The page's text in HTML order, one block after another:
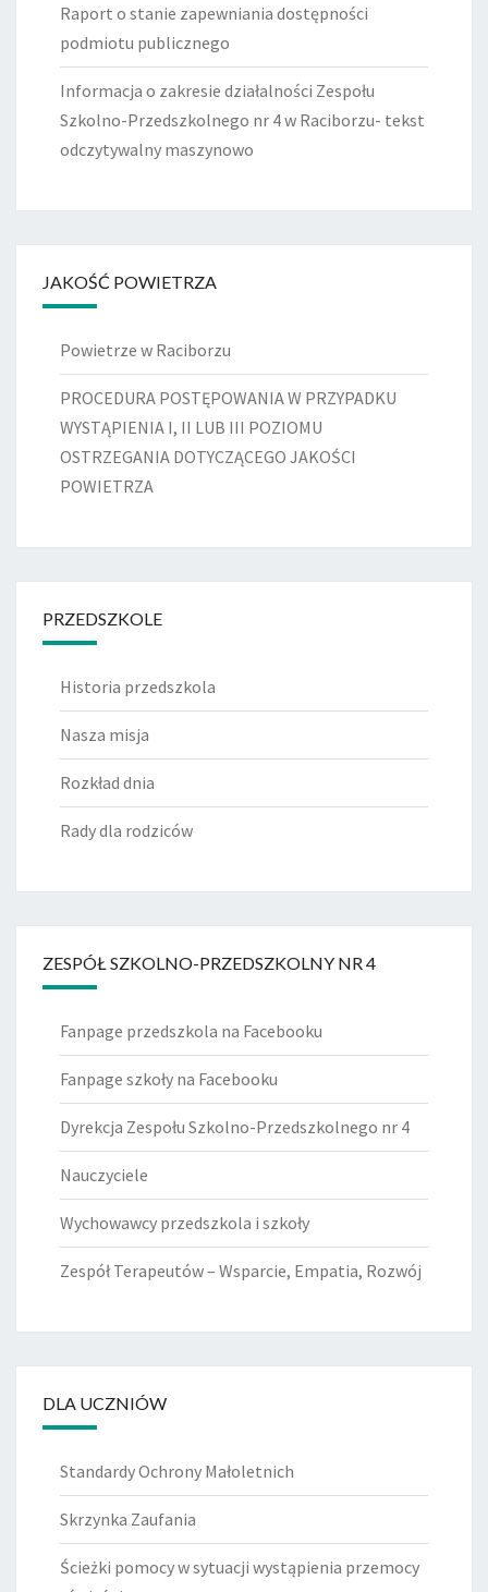
Raport o stanie zapewniania dostępności
podmiotu publicznego
Informacja o zakresie działalności Zespołu
Szkolno-Przedszkolnego nr 4 w Raciborzu- tekst
odczytywalny maszynowo
JAKOŚĆ POWIETRZA
Powietrze w Raciborzu
PROCEDURA POSTĘPOWANIA W PRZYPADKU
WYSTĄPIENIA I, II LUB III POZIOMU
OSTRZEGANIA DOTYCZĄCEGO JAKOŚCI
POWIETRZA
PRZEDSZKOLE
Historia przedszkola
Nasza misja
Rozkład dnia
Rady dla rodziców
ZESPÓŁ SZKOLNO-PRZEDSZKOLNY NR 4
Fanpage przedszkola na Facebooku
Fanpage szkoły na Facebooku
Dyrekcja Zespołu Szkolno-Przedszkolnego nr 4
Nauczyciele
Wychowawcy przedszkola i szkoły
Zespół Terapeutów – Wsparcie, Empatia, Rozwój
DLA UCZNIÓW
Standardy Ochrony Małoletnich
Skrzynka Zaufania
Ścieżki pomocy w sytuacji wystąpienia przemocy